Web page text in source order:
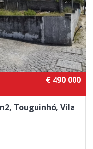
€ 490 000
Touguinhó, Vila